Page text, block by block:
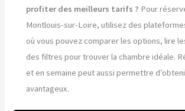
profiter des meilleurs tarifs ? Pour
Montlouis-sur-Loire, utilisez des
où vous pouvez comparer les options, lire
des filtres pour trouver la chambre idéale.
et en semaine peut aussi permettre
avantageux.